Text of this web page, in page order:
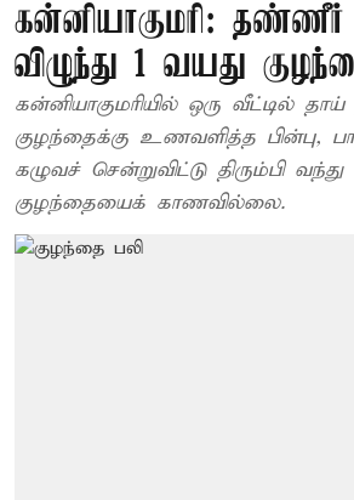
கன்னியாகுமரி: தண்ணீர்
விழுந்து 1 வயது
கன்னியாகுமரியில் ஒரு வீட்டில்
குழந்தைக்கு உணவளித்த பின்பு,
கழுவச் சென்றுவிட்டு திரும்பி
குழந்தையைக் காணவில்லை.